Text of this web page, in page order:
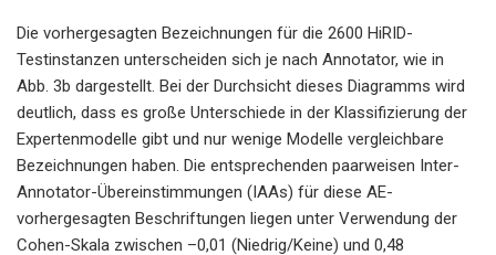
Die vorhergesagten Bezeichnungen für die 2600 HiRID-
Testinstanzen unterscheiden sich je nach Annotator, wie in
Abb. 3b dargestellt. Bei der Durchsicht dieses Diagramms wird
deutlich, dass es große Unterschiede in der Klassifizierung der
Expertenmodelle gibt und nur wenige Modelle vergleichbare
Bezeichnungen haben. Die entsprechenden paarweisen Inter-
Annotator-Übereinstimmungen (IAAs) für diese AE-
vorhergesagten Beschriftungen liegen unter Verwendung der
Cohen-Skala zwischen –0,01 (Niedrig/Keine) und 0,48